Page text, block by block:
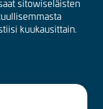
sitowiseläisten
kuukausittain.